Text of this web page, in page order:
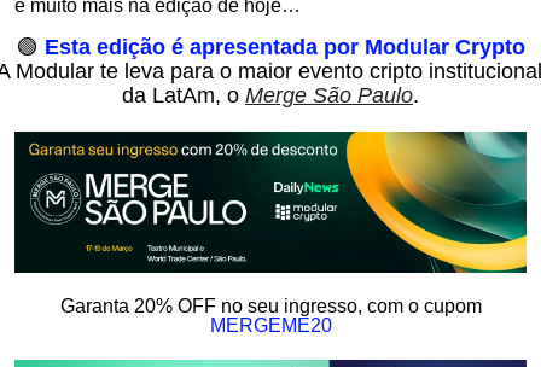
e muito mais na edição de hoje…
🟢 Esta edição é apresentada por Modular Crypto
Modular te leva para o maior evento cripto institucional
da LatAm, o Merge São Paulo.
Garanta 20% OFF no seu ingresso, com o cupom
MERGEME20